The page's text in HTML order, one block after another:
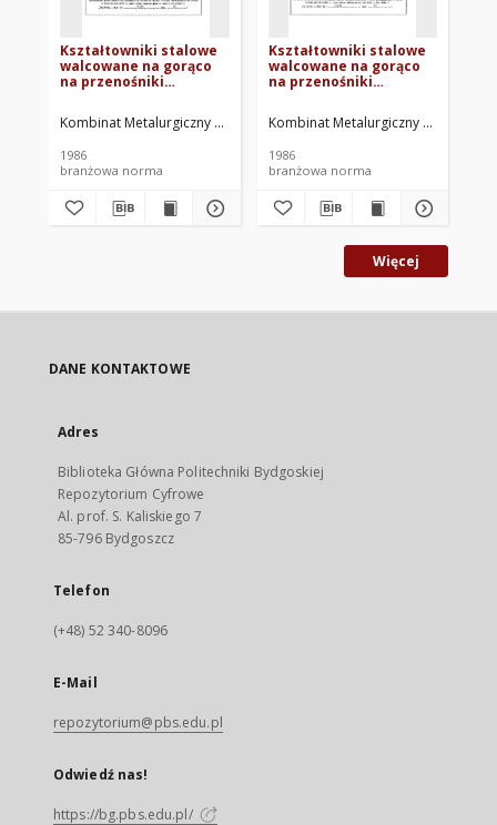
Kształtowniki stalowe
walcowane na gorąco
na przenośniki
górnictwa -
Kształtownik E245 -
06/06
Kombinat Metalurgiczny Huta Katowice. Oprac.
1986
branżowa norma
Kształtowniki stalowe
walcowane na gorąco
na przenośniki
górnictwa -
Kształtownik E190 -
06/04
Kombinat Metalurgiczny Huta
1986
branżowa norma
Więcej
DANE KONTAKTOWE
Adres
Biblioteka Główna Politechniki Bydgoskiej
Repozytorium Cyfrowe
Al. prof. S. Kaliskiego 7
85-796 Bydgoszcz
Telefon
(+48) 52 340-8096
E-Mail
repozytorium@pbs.edu.pl
Odwiedź nas!
https://bg.pbs.edu.pl/